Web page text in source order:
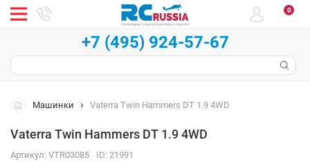
0
+7 (495) 924-57-67
Машинки Vaterra Twin Hammers DT 1.9 4WD
Vaterra Twin Hammers DT 1.9 4WD
Артикул: VTR03085 ID: 21991